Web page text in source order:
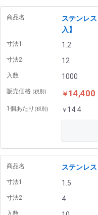
商品名
ステンレ
入】
寸法1 1.2
寸法2 12
入数 1000
販売価格 (税別) ￥ 14,400
1個あたり (税別) ￥ 14.4
商品名 ステンレ
寸法1 1.5
寸法2 4
入数